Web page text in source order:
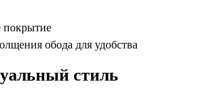
покрытие
обода для удобства
стиль